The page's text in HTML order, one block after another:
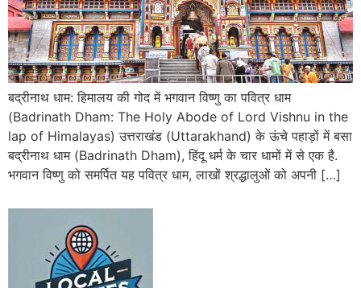
बद्रीनाथ धाम: हिमालय की गोद में भगवान विष्णु का पवित्र धाम
(Badrinath Dham: The Holy Abode of Lord Vishnu in the
lap of Himalayas) उत्तराखंड (Uttarakhand) के ऊंचे पहाड़ों में बसा
बद्रीनाथ धाम (Badrinath Dham), हिंदू धर्म के चार धामों में से एक है.
भगवान विष्णु को समर्पित यह पवित्र धाम, लाखों श्रद्धालुओं को अपनी […]